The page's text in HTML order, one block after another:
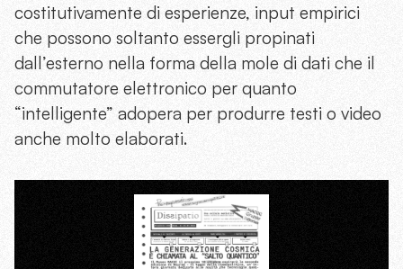
costitutivamente di esperienze, input empirici
che possono soltanto essergli propinati
dall’esterno nella forma della mole di dati che il
commutatore elettronico per quanto
“intelligente” adopera per produrre testi o video
anche molto elaborati.